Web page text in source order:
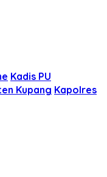
Kadis PU
Kupang Kapolres